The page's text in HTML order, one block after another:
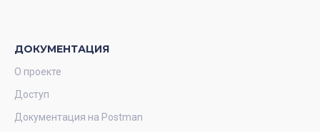
ДОКУМЕНТАЦИЯ
О проекте
Доступ
Документация на Postman